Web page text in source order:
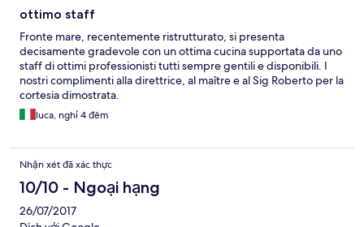
ottimo staff
Fronte mare, recentemente ristrutturato, si presenta
decisamente gradevole con un ottima cucina supportata da uno
staff di ottimi professionisti tutti sempre gentili e disponibili. I
nostri complimenti alla direttrice, al maître e al Sig Roberto per la
cortesia dimostrata.
luca, nghỉ 4 đêm
Nhận xét đã xác thực
10/10 - Ngoại hạng
26/07/2017